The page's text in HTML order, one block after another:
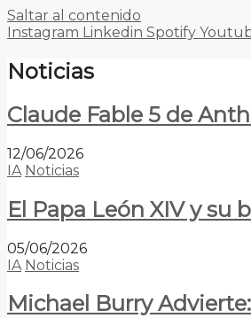
Saltar al contenido
Instagram Linkedin Spotify
Noticias
Claude Fable 5 de
12/06/2026
IA Noticias
El Papa León XIV y
05/06/2026
IA Noticias
Michael Burry